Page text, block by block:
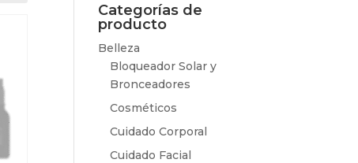
Categorías de
producto
Belleza
Bloqueador Solar y
Bronceadores
Cosméticos
Cuidado Corporal
Cuidado Facial